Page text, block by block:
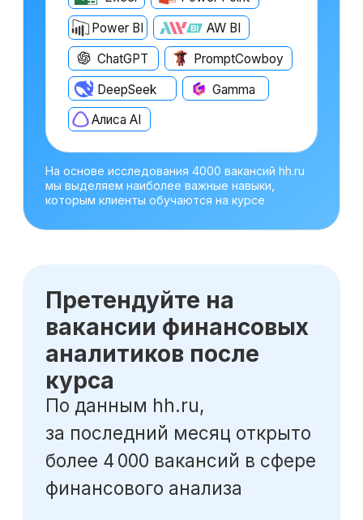
Оставьте заявку
на консультацию
Получите бесплатный урок по
прогнозированию и анализу трех форм
отчетности